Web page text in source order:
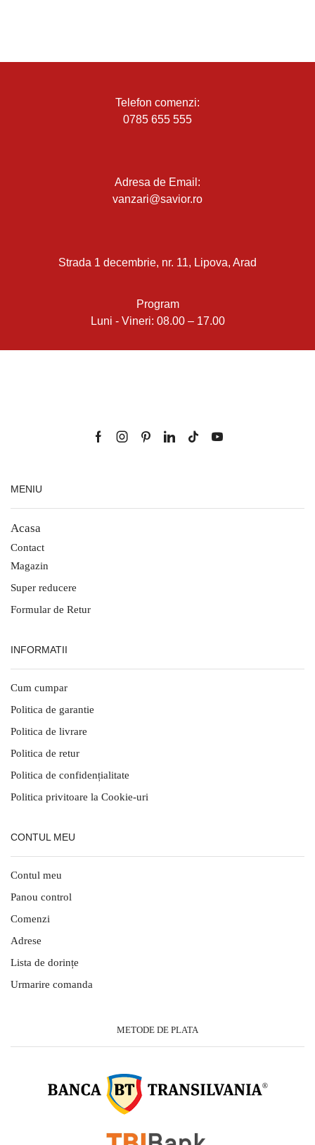
Telefon comenzi:
0785 655 555
Adresa de Email:
vanzari@savior.ro
Strada 1 decembrie, nr. 11, Lipova, Arad
Program
Luni - Vineri: 08.00 – 17.00
MENIU
Acasa
Contact
Magazin
Super reducere
Formular de Retur
INFORMATII
Cum cumpar
Politica de garantie
Politica de livrare
Politica de retur
Politica de confidențialitate
Politica privitoare la Cookie-uri
CONTUL MEU
Contul meu
Panou control
Comenzi
Adrese
Lista de dorințe
Urmarire comanda
METODE DE PLATA